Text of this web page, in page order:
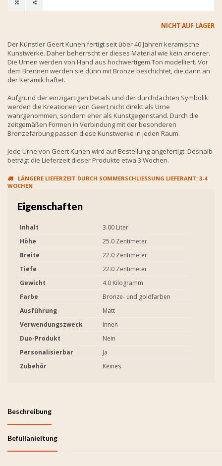
NICHT AUF LAGER
Der Künstler Geert Kunen fertigt seit über 40 Jahren keramische
Kunstwerke. Daher beherrscht er dieses Material wie kein anderer.
Die Urnen werden von Hand aus hochwertigem Ton modelliert. Vor
dem Brennen werden sie dünn mit Bronze beschichtet, die dann an
der Keramik haftet.
Aufgrund der einzigartigen Details und der durchdachten Symbolik
werden die Kreationen von Geert nicht direkt als Urne
wahrgenommen, sondern eher als Kunstgegenstand. Durch die
zeitgemäßen Formen in Verbindung mit der besonderen
Bronzefärbung passen diese Kunstwerke in jeden Raum.
Jede Urne von Geert Kunen wird auf Bestellung angefertigt. Deshalb
beträgt die Lieferzeit dieser Produkte etwa 3 Wochen.
LÄNGERE LIEFERZEIT DURCH SOMMERSCHLIESSUNG LIEFERANT: 3-4 W
OCHEN
Eigenschaften
Inhalt
3.00 Liter
Höhe
25.0 Zentimeter
Breite
22.0 Zentimeter
Tiefe
22.0 Zentimeter
Gewicht
4.0 Kilogramm
Farbe
Bronze- und goldfarben
Ausführung
Matt
Verwendungszweck
Innen
Duo-Produkt
Nein
Personalisierbar
Ja
Zubehör
Keines
Beschreibung
Befüllanleitung